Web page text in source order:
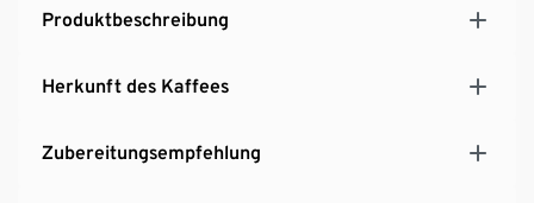
Produktbeschreibung
Herkunft des Kaffees
Zubereitungsempfehlung